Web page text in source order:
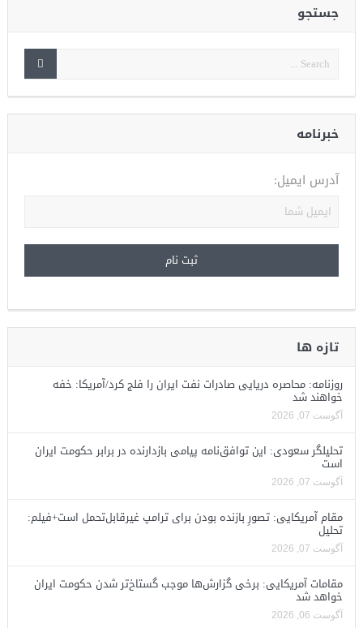
جستجو
خبرنامه
آدرس ایمیل:
تازه ها
روزنامه: محاصره دریایی صادرات نفت ایران را فلج کرد/آمریکا: خفه
خواهند شد
آگوست 07, 2026
تحلیلگر سعودی: این توافق‌نامه پیامی بازدارنده در برابر حکومت ایران
است
آگوست 07, 2026
مقام آمریکایی: تصورِ بازنده بودن برای ترامپ غیرقابل‌تحمل است+فیلم:
تحلیل
آگوست 07, 2026
مقامات آمریکایی: برخی گزارش‌ها موجب گستاخ‌تر شدن حکومت ایران
خواهد شد
آگوست 06, 2026